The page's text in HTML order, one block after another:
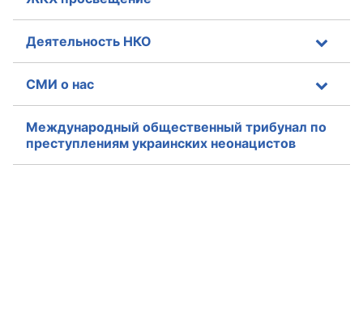
Деятельность НКО
СМИ о нас
Международный общественный трибунал по
преступлениям украинских неонацистов